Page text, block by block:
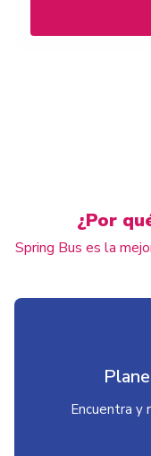
¿Por
Spring Bus es la
Encuentra y